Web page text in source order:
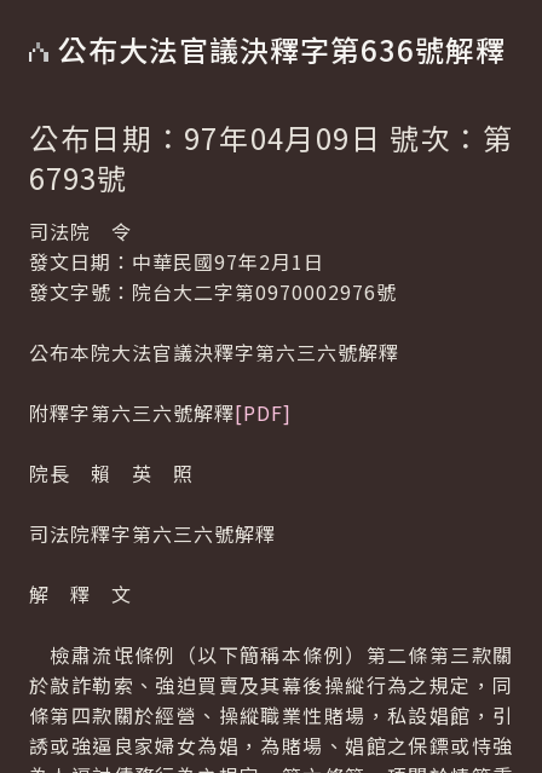
公布大法官議決釋字第636號解釋
公布日期：97年04月09日 號次：第
6793號
司法院 令
發文日期：中華民國97年2月1日
發文字號：院台大二字第0970002976號
公布本院大法官議決釋字第六三六號解釋
附釋字第六三六號解釋[PDF]
院長 賴 英 照
司法院釋字第六三六號解釋
解 釋 文
檢肅流氓條例（以下簡稱本條例）第二條第三款關
於敲詐勒索、強迫買賣及其幕後操縱行為之規定，同
條第四款關於經營、操縱職業性賭場，私設娼館，引
誘或強逼良家婦女為娼，為賭場、娼館之保鏢或恃強